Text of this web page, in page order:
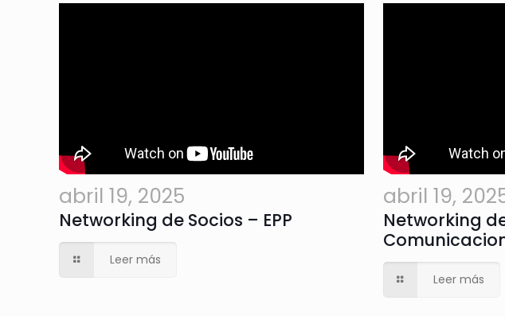
abril 19, 2025
Networking de Socios – EPP
Leer más
abril 19,
Networking
Leer más